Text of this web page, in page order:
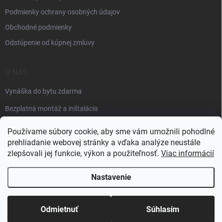
Používame súbory cookie, aby sme vám umožnili pohodlné
prehliadanie webovej stránky a vďaka analýze neustále
zlepšovali jej funkcie, výkon a použiteľnosť. Viac informácií
Nastavenie
Odmietnuť Súhlasím
Podmienky ochrany osobných údajov
Obchodné podmienky
Odstúpenie od kúpnej zmluvy
Vynáška do bytu zdarma
Bezplatná montáž a inštalácia
Copyright 2026 . Všetky práva vyhradené.